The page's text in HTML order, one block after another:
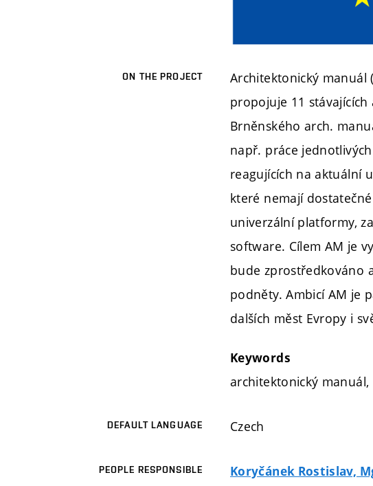
ON THE PROJECT
Architektonický manuál
propojuje 11
Brněnského arch.
např. práce
reagujících na aktuální
které nemají
univerzální platformy,
software. Cílem AM je
bude zprostředkováno
podněty. Ambicí AM je
dalších měst Evropy i
Keywords
architektonický
DEFAULT LANGUAGE Czech
PEOPLE RESPONSIBLE Koryčánek Rostislav,